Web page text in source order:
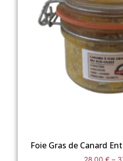
Foie Gras de Canard